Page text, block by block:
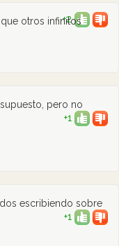
otros infinitos
+2
pero no
+1
escribiendo sobre
+1